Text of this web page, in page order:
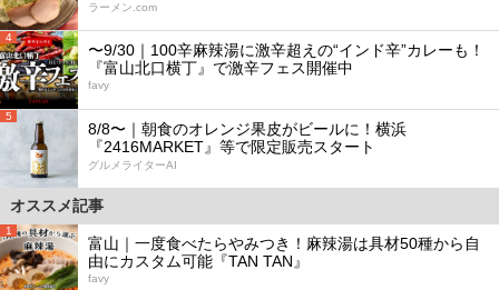
ラーメン.com
4
〜9/30｜100辛麻辣湯に激辛超えの“インド辛”カレーも！
『富山北口横丁』で激辛フェス開催中
favy
5
8/8〜｜朝食のオレンジ果皮がビールに！横浜
『2416MARKET』等で限定販売スタート
グルメライターAI
オススメ記事
1
富山｜一度食べたらやみつき！麻辣湯は具材50種から自
由にカスタム可能『TAN TAN』
favy